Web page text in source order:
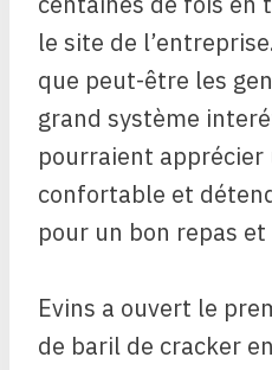
le site de
que peut-être les
grand système
pourraient
confortable et
pour un bon repas
Evins a ouvert le
de baril de cracker